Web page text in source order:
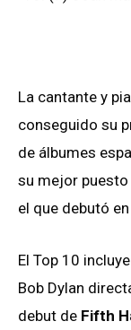
La cantante y
conseguido su
de álbumes
su mejor puesto
el que debutó
El Top 10
Bob Dylan
debut de Fifth